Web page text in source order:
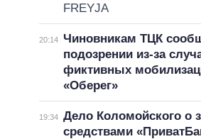
FREYJA
20:14
Чиновникам ТЦК
подозрении из-за
фиктивных
«Оберег»
19:34 Дело Коломойского о
средствами